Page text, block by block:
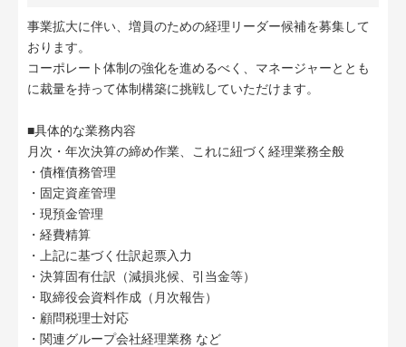
事業拡大に伴い、増員のための経理リーダー候補を募集して
おります。
コーポレート体制の強化を進めるべく、マネージャーととも
に裁量を持って体制構築に挑戦していただけます。
■具体的な業務内容
月次・年次決算の締め作業、これに紐づく経理業務全般
・債権債務管理
・固定資産管理
・現預金管理
・経費精算
・上記に基づく仕訳起票入力
・決算固有仕訳（減損兆候、引当金等）
・取締役会資料作成（月次報告）
・顧問税理士対応
・関連グループ会社経理業務 など